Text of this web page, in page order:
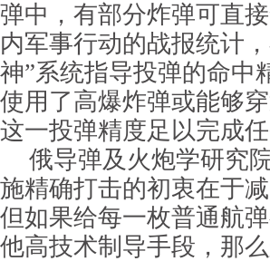
弹中，有部分炸弹可直
内军事行动的战报统计
神”系统指导投弹的命中
使用了高爆炸弹或能够
这一投弹精度足以完成任
俄导弹及火炮学研究
施精确打击的初衷在于
但如果给每一枚普通航
他高技术制导手段，那